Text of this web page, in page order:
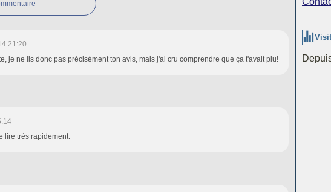
21:20
je ne lis donc pas précisément ton avis, mais j'ai cru comprendre que ça t'avait plu!
lire très rapidement.